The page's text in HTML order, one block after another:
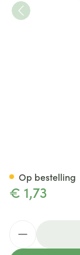
€ 1,73
Op bestelling